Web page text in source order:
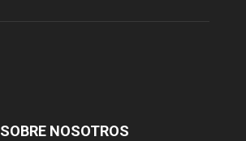
SOBRE NOSOTROS